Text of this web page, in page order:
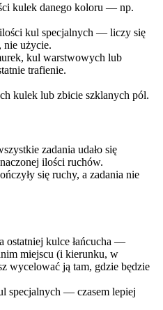
kulek danego koloru — np.
kul specjalnych — liczy się
nie użycie.
kul warstwowych lub
trafienie.
kulek lub zbicie szklanych pól.
zadania udało się
ilości ruchów.
się ruchy, a zadania nie
ostatniej kulce łańcucha —
miejscu (i kierunku, w
wycelować ją tam, gdzie będzie
specjalnych — czasem lepiej